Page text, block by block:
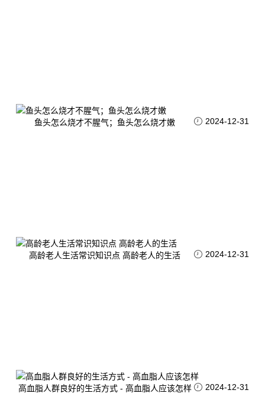
鱼头怎么烧才不腥气；鱼头怎么烧才嫩 2024-12-31
高龄老人生活常识知识点 高龄老人的生活 2024-12-31
高血脂人群良好的生活方式 - 高血脂人应该怎样 2024-12-31